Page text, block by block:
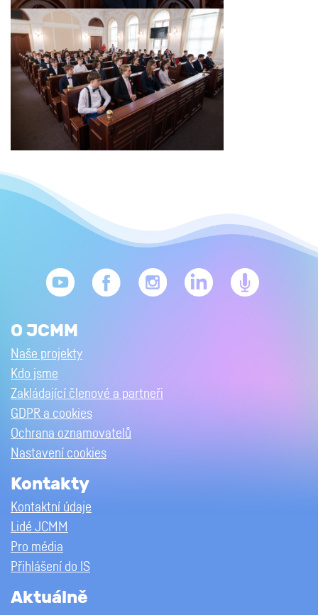
O JCMM
Naše projekty
Kdo jsme
Zakládající členové a partneři
GDPR a cookies
Ochrana oznamovatelů
Nastavení cookies
Kontakty
Kontaktní údaje
Lidé JCMM
Pro média
Přihlášení do IS
Aktuálně